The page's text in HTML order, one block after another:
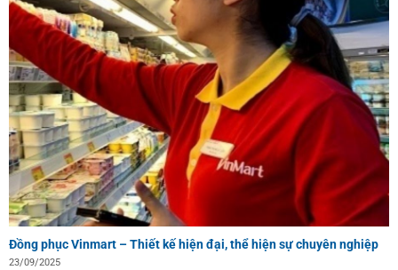
Đồng phục Vinmart – Thiết kế hiện đại, thể hiện sự chuyên nghiệp
23/09/2025